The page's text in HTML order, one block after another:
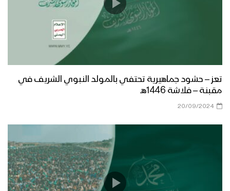
مأرب – مقابلات بمناسبة المولد النبوي
الشريف في العبدية 1447هــ
مأرب – إطلاق الالعاب النارية في الجوبة
احتفاءا بذكرى مولد الرسول الاكرم
قدوم المولد النبوي – 1447هـ
حجة – رسائل المجاهدين في جبهات حرض
وبني حسن بمناسبة المولد النبوي 1447هـ
تعز – حشود جماهيرية تحتفي بالمولد النبوي الشريف في
مقبنة – فلاشة 1446هـ
20/09/2024